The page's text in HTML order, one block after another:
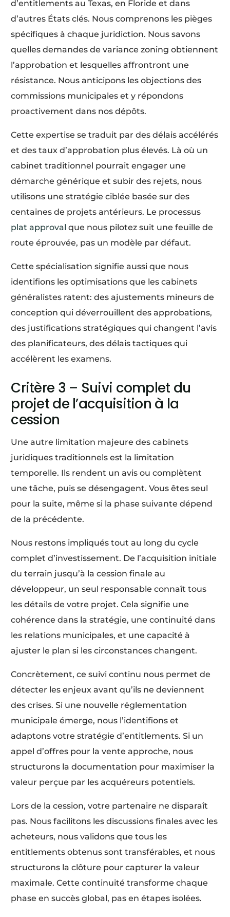
d’entitlements au Texas, en Floride et dans
d’autres États clés. Nous comprenons les pièges
spécifiques à chaque juridiction. Nous savons
quelles demandes de variance zoning obtiennent
l’approbation et lesquelles affrontront une
résistance. Nous anticipons les objections des
commissions municipales et y répondons
proactivement dans nos dépôts.
Cette expertise se traduit par des délais accélérés
et des taux d’approbation plus élevés. Là où un
cabinet traditionnel pourrait engager une
démarche générique et subir des rejets, nous
utilisons une stratégie ciblée basée sur des
centaines de projets antérieurs. Le processus
plat approval que nous pilotez suit une feuille de
route éprouvée, pas un modèle par défaut.
Cette spécialisation signifie aussi que nous
identifions les optimisations que les cabinets
généralistes ratent: des ajustements mineurs de
conception qui déverrouillent des approbations,
des justifications stratégiques qui changent l’avis
des planificateurs, des délais tactiques qui
accélèrent les examens.
Critère 3 – Suivi complet du
projet de l’acquisition à la
cession
Une autre limitation majeure des cabinets
juridiques traditionnels est la limitation
temporelle. Ils rendent un avis ou complètent
une tâche, puis se désengagent. Vous êtes seul
pour la suite, même si la phase suivante dépend
de la précédente.
Nous restons impliqués tout au long du cycle
complet d’investissement. De l’acquisition initiale
du terrain jusqu’à la cession finale au
développeur, un seul responsable connaît tous
les détails de votre projet. Cela signifie une
cohérence dans la stratégie, une continuité dans
les relations municipales, et une capacité à
ajuster le plan si les circonstances changent.
Concrètement, ce suivi continu nous permet de
détecter les enjeux avant qu’ils ne deviennent
des crises. Si une nouvelle réglementation
municipale émerge, nous l’identifions et
adaptons votre stratégie d’entitlements. Si un
appel d’offres pour la vente approche, nous
structurons la documentation pour maximiser la
valeur perçue par les acquéreurs potentiels.
Lors de la cession, votre partenaire ne disparaît
pas. Nous facilitons les discussions finales avec les
acheteurs, nous validons que tous les
entitlements obtenus sont transférables, et nous
structurons la clôture pour capturer la valeur
maximale. Cette continuité transforme chaque
phase en succès global, pas en étapes isolées.